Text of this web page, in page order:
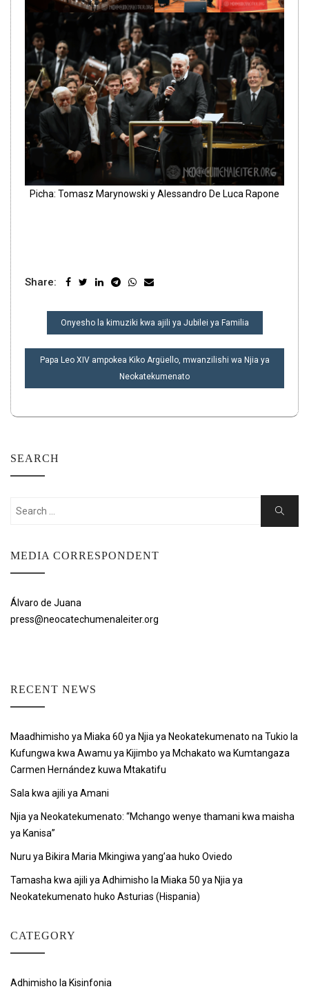
Picha: Tomasz Marynowski y Alessandro De Luca Rapone
Share:
URAMBAZAJI
WA
CHAPISHO
Onyesho la kimuziki kwa ajili ya Jubilei ya Familia
Papa Leo XIV ampokea Kiko Argüello, mwanzilishi wa Njia ya
Neokatekumenato
SEARCH
Search
Search
MEDIA CORRESPONDENT
Álvaro de Juana
press@neocatechumenaleiter.org
RECENT NEWS
Maadhimisho ya Miaka 60 ya Njia ya Neokatekumenato na Tukio la
Kufungwa kwa Awamu ya Kijimbo ya Mchakato wa Kumtangaza
Carmen Hernández kuwa Mtakatifu
Sala kwa ajili ya Amani
Njia ya Neokatekumenato: “Mchango wenye thamani kwa maisha
ya Kanisa”
Nuru ya Bikira Maria Mkingiwa yang’aa huko Oviedo
Tamasha kwa ajili ya Adhimisho la Miaka 50 ya Njia ya
Neokatekumenato huko Asturias (Hispania)
CATEGORY
Adhimisho la Kisinfonia